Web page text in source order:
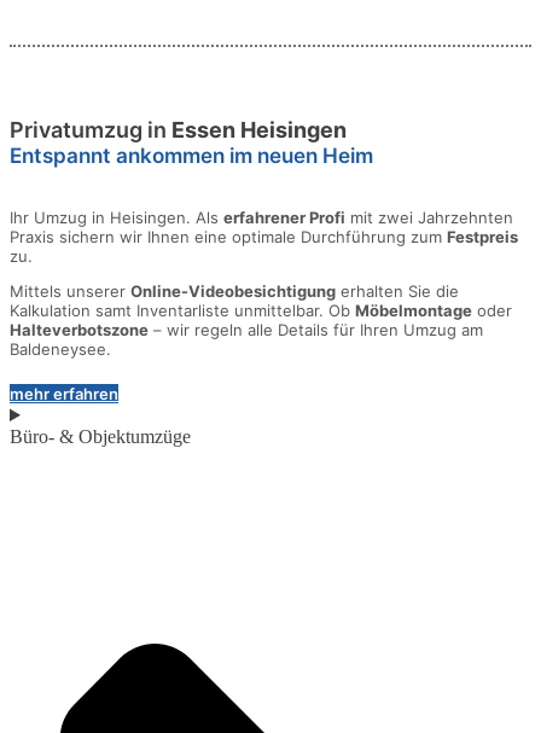
Privatumzug in Essen Heisingen
Entspannt ankommen im neuen Heim
Ihr Umzug in Heisingen. Als erfahrener Profi mit zwei Jahrzehnten
Praxis sichern wir Ihnen eine optimale Durchführung zum Festpreis
zu.
Mittels unserer Online-Videobesichtigung erhalten Sie die
Kalkulation samt Inventarliste unmittelbar. Ob Möbelmontage oder
Halteverbotszone – wir regeln alle Details für Ihren Umzug am
Baldeneysee.
mehr erfahren
Büro- & Objektumzüge